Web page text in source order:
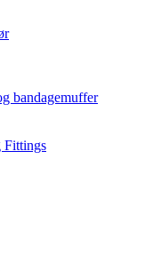
bandagemuffer
Fittings